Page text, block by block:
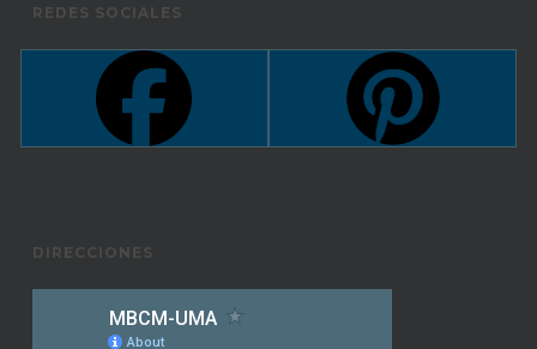
REDES SOCIALES
DIRECCIONES